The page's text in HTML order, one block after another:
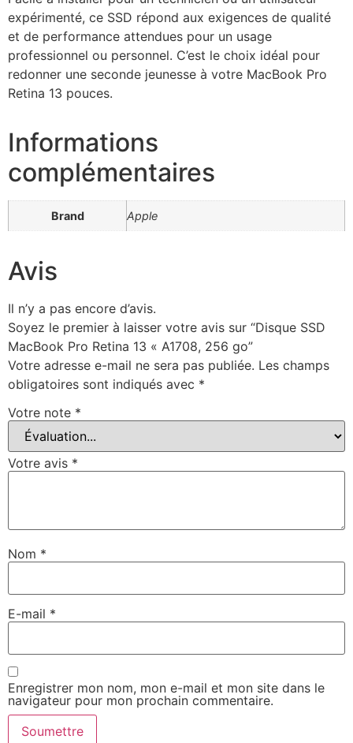
expérimenté, ce SSD répond aux exigences de qualité
et de performance attendues pour un usage
professionnel ou personnel. C’est le choix idéal pour
redonner une seconde jeunesse à votre MacBook Pro
Retina 13 pouces.
Informations
complémentaires
Brand Apple
Avis
Il n’y a pas encore d’avis.
Soyez le premier à laisser votre avis sur “Disque SSD
MacBook Pro Retina 13 « A1708, 256 go”
Votre adresse e-mail ne sera pas publiée. Les champs
obligatoires sont indiqués avec *
Votre note *
Votre avis *
Nom *
E-mail *
Enregistrer mon nom, mon e-mail et mon site dans le
navigateur pour mon prochain commentaire.